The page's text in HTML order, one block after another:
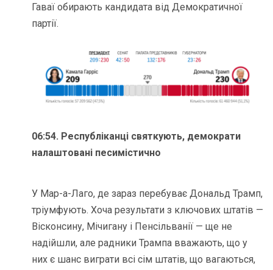
Гаваї обирають кандидата від Демократичної
партії.
06:54. Республіканці святкують, демократи
налаштовані песимістично
У Мар-а-Лаго, де зараз перебуває Дональд Трамп,
тріумфують. Хоча результати з ключових штатів —
Вісконсину, Мічигану і Пенсільванії — ще не
надійшли, але радники Трампа вважають, що у
них є шанс виграти всі сім штатів, що вагаються,